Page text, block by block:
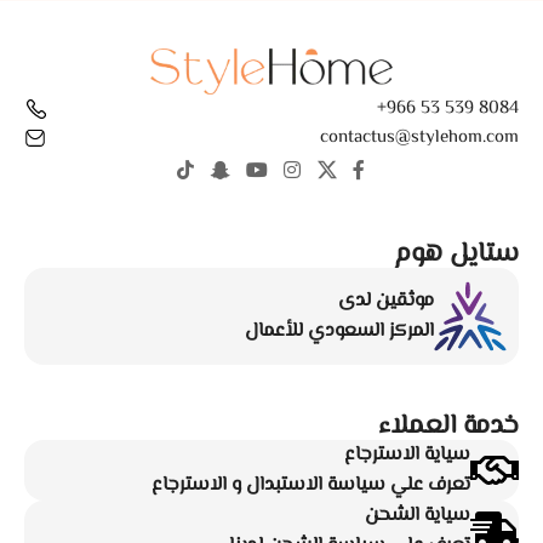
ستايل هوم
موثقين لدى
المركز السعودي للأعمال
خدمة العملاء
سياية الاسترجاع
تعرف علي سياسة الاستبدال و الاسترجاع
سياية الشحن
8084 539 53 966+
contactus@stylehom.com